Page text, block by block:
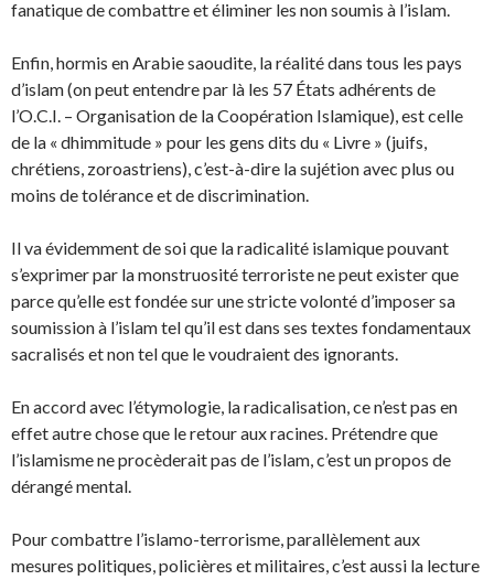
fanatique de combattre et éliminer les non soumis à l’islam.
Enfin, hormis en Arabie saoudite, la réalité dans tous les pays
d’islam (on peut entendre par là les 57 États adhérents de
l’O.C.I. – Organisation de la Coopération Islamique), est celle
de la « dhimmitude » pour les gens dits du « Livre » (juifs,
chrétiens, zoroastriens), c’est-à-dire la sujétion avec plus ou
moins de tolérance et de discrimination.
Il va évidemment de soi que la radicalité islamique pouvant
s’exprimer par la monstruosité terroriste ne peut exister que
parce qu’elle est fondée sur une stricte volonté d’imposer sa
soumission à l’islam tel qu’il est dans ses textes fondamentaux
sacralisés et non tel que le voudraient des ignorants.
En accord avec l’étymologie, la radicalisation, ce n’est pas en
effet autre chose que le retour aux racines. Prétendre que
l’islamisme ne procèderait pas de l’islam, c’est un propos de
dérangé mental.
Pour combattre l’islamo-terrorisme, parallèlement aux
mesures politiques, policières et militaires, c’est aussi la lecture